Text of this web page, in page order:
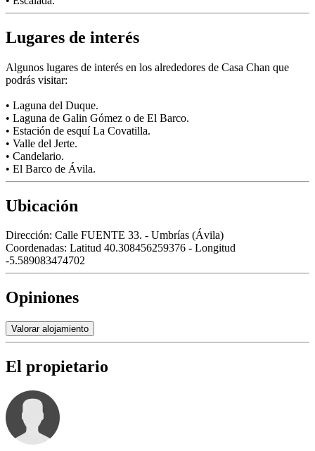
Lugares de interés
Algunos lugares de interés en los alrededores de Casa Chan que
podrás visitar:
• Laguna del Duque.
• Laguna de Galin Gómez o de El Barco.
• Estación de esquí La Covatilla.
• Valle del Jerte.
• Candelario.
• El Barco de Ávila.
Ubicación
Dirección: Calle FUENTE 33. - Umbrías (Ávila)
Coordenadas: Latitud 40.308456259376 - Longitud
-5.589083474702
Opiniones
Valorar alojamiento
El propietario